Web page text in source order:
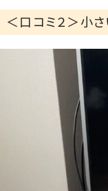
＜口コミ２＞小さ